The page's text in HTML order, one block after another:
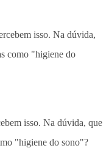
isso. Na dúvida, que
"higiene do sono"?